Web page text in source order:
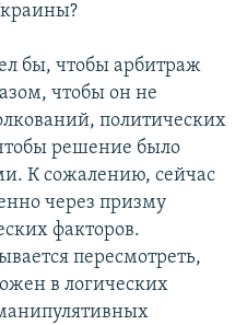
бы, чтобы арбитраж
чтобы он не
политических
решение было
К сожалению, сейчас
через призму
факторов.
пересмотреть,
в логических